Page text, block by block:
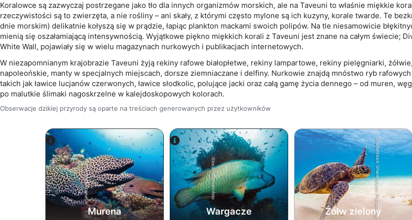
Koralowce są zazwyczaj postrzegane jako tło dla innych organizmów morskich, ale na Taveuni to właśnie miękkie
rzeczywistości są to zwierzęta, a nie rośliny – ani skały, z którymi często mylone są ich kuzyny, korale twarde. Te
dnie morskim) delikatnie kołyszą się w prądzie, łapiąc plankton mackami swoich polipów. Na tle niesamowicie
mienią się oszałamiającą intensywnością. Wyjątkowe piękno miękkich korali z Taveuni jest znane na całym świecie;
White Wall, pojawiały się w wielu magazynach nurkowych i publikacjach internetowych.
W niezapomnianym krajobrazie Taveuni żyją rekiny rafowe białopłetwe, rekiny lampartowe, rekiny pielęgniarki,
napoleońskie, manty w specjalnych miejscach, dorsze ziemniaczane i delfiny. Nurkowie znajdą mnóstwo ryb
takich jak ławice lucjanów czerwonych, ławice słodkolic, polujące jacki oraz całą gamę życia dennego – od muren,
po malutkie ślimaki nagoskrzelne w kalejdoskopowych kolorach.
Obserwacje dzikiej przyrody są oparte na treściach generowanych przez użytkowników
Alamy-WaterFrame
Murena
iStock/ultramarinfoto
Wargacze Shutterstock-Shane Myers Photography
Żółw zielony
Pomiar efektywności reklam
Pomiar efektywności treści
Rozumienie odbiorców dzięki statystyce lub kombinacji danych z różnych źródeł
Rozwój i ulepszanie usług
Wykorzystywanie ograniczonych danych do wyboru treści
Funkcje specjalne IAB:
Identyfikowanie urządzeń na podstawie aktywnie żądanych informacji
Cele przetwarzania inne niż IAB:
Niezbędne
Wydajność (Performance)